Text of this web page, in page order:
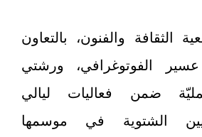
الثقافة والفنون، بالتعاون
الفوتوغرافي، ورشتي
ضمن فعاليات ليالي
الشتوية في موسمها